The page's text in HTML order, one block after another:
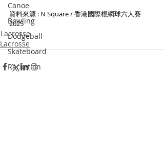
Canoe
Bowling
Dodgeball
Skateboard
Racketlon
資料來源 : N Square / 香港國際棍網球六人賽
2025
Lacrosse
Lacrosse